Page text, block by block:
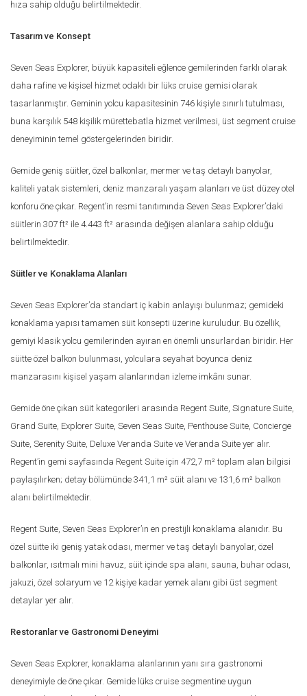
hıza sahip olduğu belirtilmektedir.
Tasarım ve Konsept
Seven Seas Explorer, büyük kapasiteli eğlence gemilerinden farklı olarak
daha rafine ve kişisel hizmet odaklı bir lüks cruise gemisi olarak
tasarlanmıştır. Geminin yolcu kapasitesinin 746 kişiyle sınırlı tutulması,
buna karşılık 548 kişilik mürettebatla hizmet verilmesi, üst segment cruise
deneyiminin temel göstergelerinden biridir.
Gemide geniş süitler, özel balkonlar, mermer ve taş detaylı banyolar,
kaliteli yatak sistemleri, deniz manzaralı yaşam alanları ve üst düzey otel
konforu öne çıkar. Regent’in resmi tanıtımında Seven Seas Explorer’daki
süitlerin 307 ft² ile 4.443 ft² arasında değişen alanlara sahip olduğu
belirtilmektedir.
Süitler ve Konaklama Alanları
Seven Seas Explorer’da standart iç kabin anlayışı bulunmaz; gemideki
konaklama yapısı tamamen süit konsepti üzerine kuruludur. Bu özellik,
gemiyi klasik yolcu gemilerinden ayıran en önemli unsurlardan biridir. Her
süitte özel balkon bulunması, yolculara seyahat boyunca deniz
manzarasını kişisel yaşam alanlarından izleme imkânı sunar.
Gemide öne çıkan süit kategorileri arasında Regent Suite, Signature Suite,
Grand Suite, Explorer Suite, Seven Seas Suite, Penthouse Suite, Concierge
Suite, Serenity Suite, Deluxe Veranda Suite ve Veranda Suite yer alır.
Regent’in gemi sayfasında Regent Suite için 472,7 m² toplam alan bilgisi
paylaşılırken; detay bölümünde 341,1 m² süit alanı ve 131,6 m² balkon
alanı belirtilmektedir.
Regent Suite, Seven Seas Explorer’ın en prestijli konaklama alanıdır. Bu
özel süitte iki geniş yatak odası, mermer ve taş detaylı banyolar, özel
balkonlar, ısıtmalı mini havuz, süit içinde spa alanı, sauna, buhar odası,
jakuzi, özel solaryum ve 12 kişiye kadar yemek alanı gibi üst segment
detaylar yer alır.
Restoranlar ve Gastronomi Deneyimi
Seven Seas Explorer, konaklama alanlarının yanı sıra gastronomi
deneyimiyle de öne çıkar. Gemide lüks cruise segmentine uygun